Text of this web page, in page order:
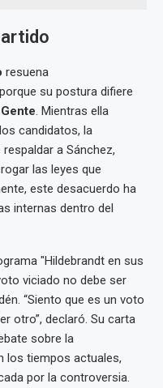
resuena
su postura difiere
. Mientras ella
candidatos, la
a Sánchez,
las leyes que
este desacuerdo ha
internas dentro del
"Hildebrandt en sus
viciado no debe ser
“Siento que es un voto
otro”, declaró. Su carta
sobre la
los tiempos actuales,
por la controversia.